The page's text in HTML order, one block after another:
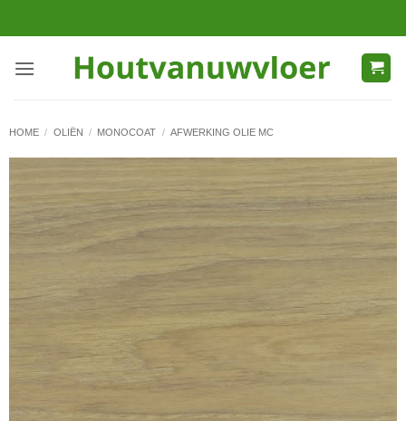
naar
HOME / OLIËN / MONOCOAT / AFWERKING OLIE MC